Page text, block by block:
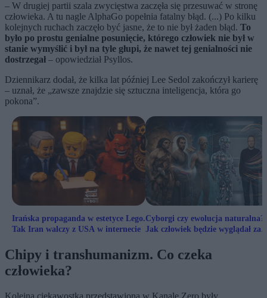
– W drugiej partii szala zwycięstwa zaczęła się przesuwać w stronę
człowieka. A tu nagle AlphaGo popełnia fatalny błąd. (...) Po kilku
kolejnych ruchach zaczęło być jasne, że to nie był żaden błąd. To
było po prostu genialne posunięcie, którego człowiek nie był w
stanie wymyślić i był na tyle głupi, że nawet tej genialności nie
dostrzegał – opowiedział Psyllos.
Dziennikarz dodał, że kilka lat później Lee Sedol zakończył karierę
– uznał, że „zawsze znajdzie się sztuczna inteligencja, która go
pokona”.
Irańska propaganda w estetyce Lego.
Tak Iran walczy z USA w internecie
Cyborgi czy ewolucja naturalna?
Jak człowiek będzie wyglądał za
Chipy i transhumanizm. Co czeka
człowieka?
Kolejną ciekawostką przedstawioną w Kanale Zero były